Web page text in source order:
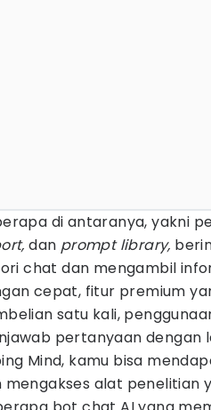
di antaranya, yakni
dan prompt library,
chat dan mengambil
cepat, fitur premium
satu kali,
pertanyaan dengan
Mind, kamu bisa
mengakses alat penelitian